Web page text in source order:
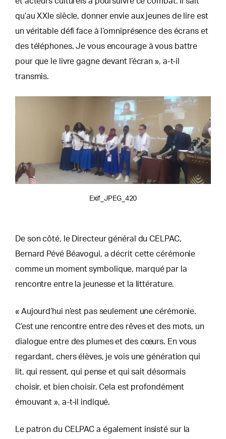
qu’au XXIe siècle, donner envie aux jeunes de lire est
un véritable défi face à l’omniprésence des écrans et
des téléphones. Je vous encourage à vous battre
pour que le livre gagne devant l’écran », a-t-il
transmis.
Exif_JPEG_420
De son côté, le Directeur général du CELPAC,
Bernard Pévé Béavogui, a décrit cette cérémonie
comme un moment symbolique, marqué par la
rencontre entre la jeunesse et la littérature.
« Aujourd’hui n’est pas seulement une cérémonie.
C’est une rencontre entre des rêves et des mots, un
dialogue entre des plumes et des cœurs. En vous
regardant, chers élèves, je vois une génération qui
lit, qui ressent, qui pense et qui sait désormais
choisir, et bien choisir. Cela est profondément
émouvant », a-t-il indiqué.
Le patron du CELPAC a également insisté sur la